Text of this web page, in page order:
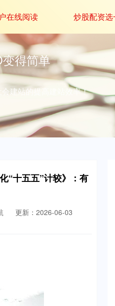
在线阅读 炒股配资
得简单
建站的提高建站效率！
“十五五”计较》：有
更新：2026-06-03